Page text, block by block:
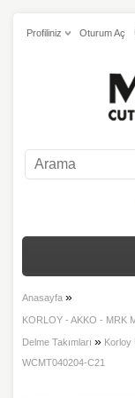
Profiliniz Oturum Aç
Anasayfa »
KORLOY - AKKO - MRK
Delme Takımları » Korloy
WCMT040204-C21